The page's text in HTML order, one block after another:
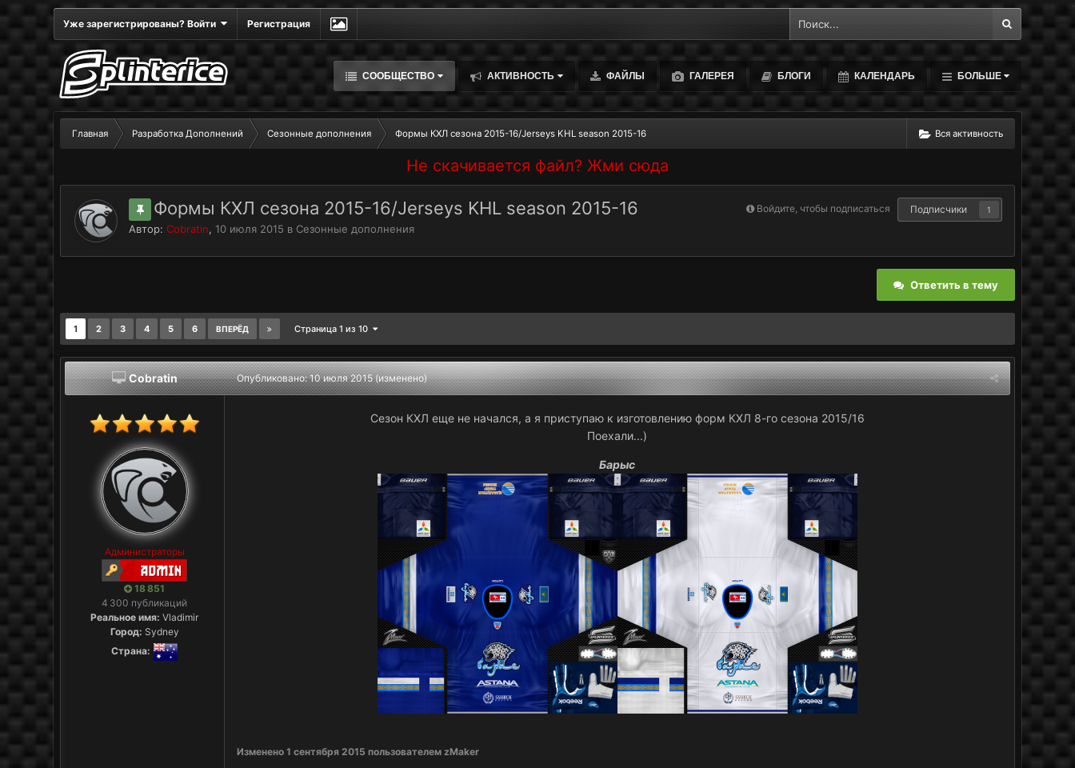
Уже зарегистрированы? Войти Регистрация
СООБЩЕСТВО АКТИВНОСТЬ ФАЙЛЫ ГАЛЕРЕЯ БЛОГИ КАЛЕНДАРЬ БОЛЬШЕ
Вся активность
Главная Разработка Дополнений Сезонные дополнения Формы КХЛ сезона 2015-16/Jerseys KHL season 2015-16
Не скачивается файл? Жми сюда
Войдите, чтобы подписаться Подписчики 1
Формы КХЛ сезона 2015-16/Jerseys KHL season 2015-16
Автор:Cobratin, 10 июля 2015 в Сезонные дополнения
Ответить в тему
1 2 3 4 5 6 ВПЕРЁД Страница 1 из 10
Cobratin
Администраторы
18 851
4 300 публикаций
Реальное имя: Vladimir
Город: Sydney
Страна:
Опубликовано:10 июля 2015 (изменено)
Сезон КХЛ еще не начался, а я приступаю к изготовлению форм КХЛ 8-го сезона 2015/16
Поехали...)
Барыс
Изменено1 сентября 2015 пользователем zMaker